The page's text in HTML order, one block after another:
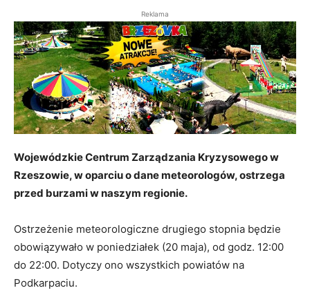
Reklama
Wojewódzkie Centrum Zarządzania Kryzysowego w
Rzeszowie, w oparciu o dane meteorologów, ostrzega
przed burzami w naszym regionie.
Ostrzeżenie meteorologiczne drugiego stopnia będzie
obowiązywało w poniedziałek (20 maja), od godz. 12:00
do 22:00. Dotyczy ono wszystkich powiatów na
Podkarpaciu.